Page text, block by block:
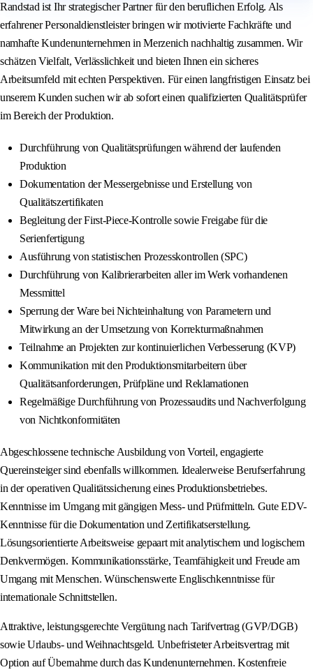
Randstad ist Ihr strategischer Partner für den beruflichen Erfolg. Als
erfahrener Personaldienstleister bringen wir motivierte Fachkräfte und
namhafte Kundenunternehmen in Merzenich nachhaltig zusammen. Wir
schätzen Vielfalt, Verlässlichkeit und bieten Ihnen ein sicheres
Arbeitsumfeld mit echten Perspektiven. Für einen langfristigen Einsatz bei
unserem Kunden suchen wir ab sofort einen qualifizierten Qualitätsprüfer
im Bereich der Produktion.
Durchführung von Qualitätsprüfungen während der laufenden
Produktion
Dokumentation der Messergebnisse und Erstellung von
Qualitätszertifikaten
Begleitung der First-Piece-Kontrolle sowie Freigabe für die
Serienfertigung
Ausführung von statistischen Prozesskontrollen (SPC)
Durchführung von Kalibrierarbeiten aller im Werk vorhandenen
Messmittel
Sperrung der Ware bei Nichteinhaltung von Parametern und
Mitwirkung an der Umsetzung von Korrekturmaßnahmen
Teilnahme an Projekten zur kontinuierlichen Verbesserung (KVP)
Kommunikation mit den Produktionsmitarbeitern über
Qualitätsanforderungen, Prüfpläne und Reklamationen
Regelmäßige Durchführung von Prozessaudits und Nachverfolgung
von Nichtkonformitäten
Abgeschlossene technische Ausbildung von Vorteil, engagierte
Quereinsteiger sind ebenfalls willkommen. Idealerweise Berufserfahrung
in der operativen Qualitätssicherung eines Produktionsbetriebes.
Kenntnisse im Umgang mit gängigen Mess- und Prüfmitteln. Gute EDV-
Kenntnisse für die Dokumentation und Zertifikatserstellung.
Lösungsorientierte Arbeitsweise gepaart mit analytischem und logischem
Denkvermögen. Kommunikationsstärke, Teamfähigkeit und Freude am
Umgang mit Menschen. Wünschenswerte Englischkenntnisse für
internationale Schnittstellen.
Attraktive, leistungsgerechte Vergütung nach Tarifvertrag (GVP/DGB)
sowie Urlaubs- und Weihnachtsgeld. Unbefristeter Arbeitsvertrag mit
Option auf Übernahme durch das Kundenunternehmen. Kostenfreie